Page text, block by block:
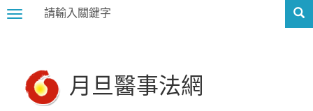
Toggle
月旦醫事法網